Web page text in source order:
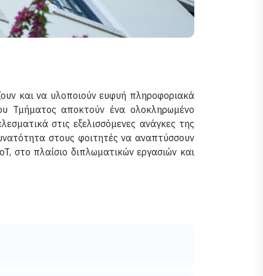
και να υλοποιούν ευφυή πληροφοριακά
Τμήματος αποκτούν ένα ολοκληρωμένο
στις εξελισσόμενες ανάγκες της
στους φοιτητές να αναπτύσσουν
στο πλαίσιο διπλωματικών εργασιών και